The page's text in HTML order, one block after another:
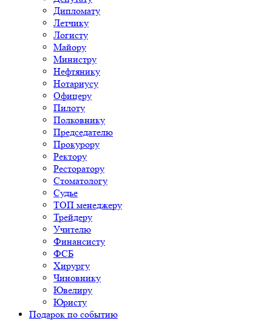
Дипломату
Летчику
Логисту
Майору
Министру
Нефтянику
Нотариусу
Офицеру
Пилоту
Полковнику
Председателю
Прокурору
Ректору
Ресторатору
Стоматологу
Судье
ТОП менеджеру
Трейдеру
Учителю
Финансисту
ФСБ
Хирургу
Чиновнику
Ювелиру
Юристу
Подарок по событию